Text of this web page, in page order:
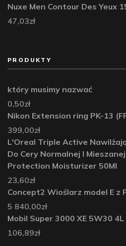
Nuxe Men Contour Des Yeux
47,03zł
PRODUKTY
który musimy nazwać
0,50zł
Nikon Extension ring PK-13
399,00zł
L'Oreal Triple Active
Do Cery Normalnej I
Protection Moisturizer 50Ml
23,60zł
Concept2 Wioślarz model E z
5 840,00zł
Mobil Super 3000 XE 5W30 4L
106,89zł